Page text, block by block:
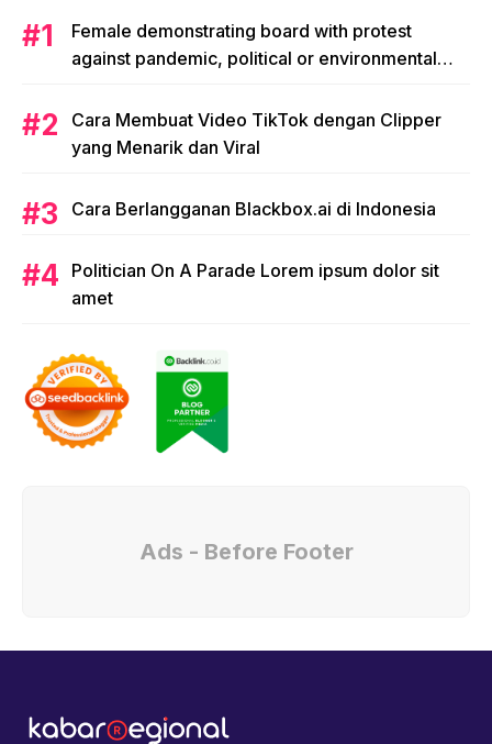
Female demonstrating board with protest
against pandemic, political or environmental
Cara Membuat Video TikTok dengan Clipper
yang Menarik dan Viral
Cara Berlangganan Blackbox.ai di Indonesia
Politician On A Parade Lorem ipsum dolor sit
amet
Ads - Before Footer